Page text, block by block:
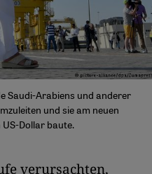
Saudi-Arabiens und anderer
und sie am neuen
Dollar baute.
verursachten,